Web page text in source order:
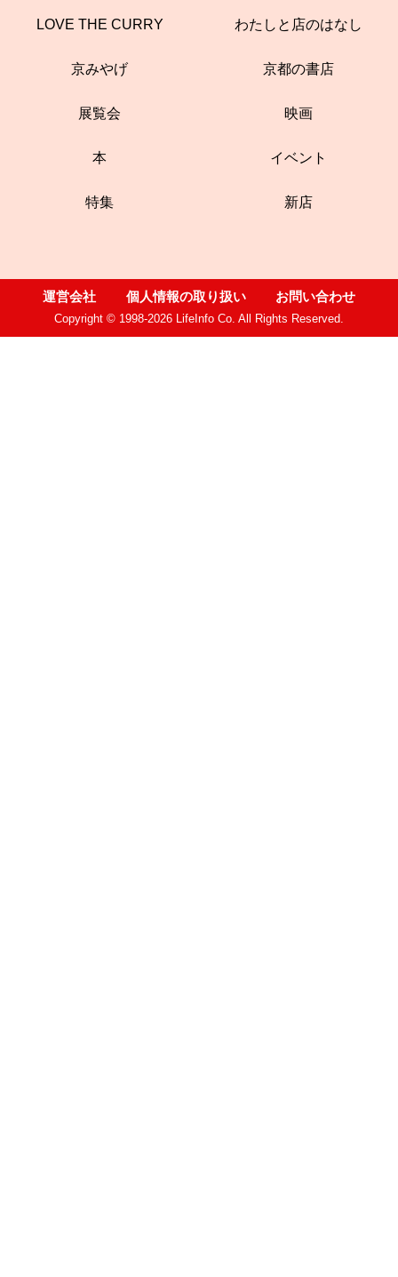
LOVE THE CURRY わたしと店のはなし
京みやげ 京都の書店
展覧会 映画
本 イベント
特集 新店
運営会社 個人情報の取り扱い お問い合わせ
Copyright © 1998-2026 LifeInfo Co. All Rights Reserved.